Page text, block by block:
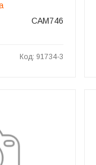
CAM746
Код: 91734-3